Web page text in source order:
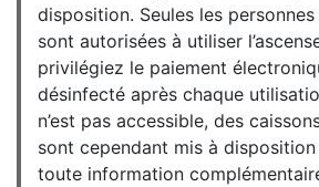
disposition. Seules les
sont autorisées à utiliser
privilégiez le paiement
désinfecté après chaque
n’est pas accessible, des
sont cependant mis à
toute information